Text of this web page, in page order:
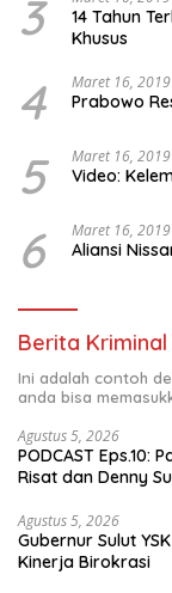
3
14 Tahun
Khusus
4 Maret 16, 2019
Prabowo
5 Maret 16, 2019
Video:
6 Maret 16, 2019
Aliansi
Berita Kriminal
Ini adalah contoh
anda bisa
Agustus 5, 2026
PODCAST Eps.10:
Risat dan Denny
Agustus 5, 2026
Gubernur Sulut YSK Lantik Tiga Pejabat Eselon II, Perkuat
Kinerja Birokrasi